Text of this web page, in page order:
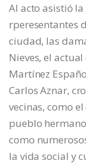
Al acto asistió
rperesentantes
ciudad, las
Nieves, el
Martínez
Carlos Aznar,
vecinas, como
pueblo
como
la vida social y